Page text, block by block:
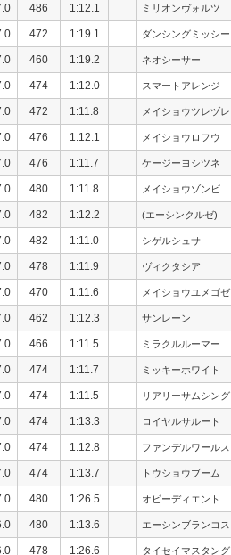
486 1:12.1 ミリオンヴォルツ
472 1:19.1 ダンシングミッシー
460 1:19.2 ネオシーサー
474 1:12.0 スマートアレンジ
472 1:11.8 メイショウツレヅレ
476 1:12.1 メイショウロフウ
476 1:11.7 ケージーヨシツネ
480 1:11.8 メイショウゾンビ
482 1:12.2 (エーシンクルゼ)
482 1:11.0 シゲルシュサ
478 1:11.9 ヴィクタシア
470 1:11.6 メイショウユメゴゼ
462 1:12.3 サンレーン
466 1:11.5 ミラクルルーマー
474 1:11.7 ミッキーホワイト
474 1:11.5 リアリーサムシング
474 1:13.3 ロイヤルサルート
474 1:12.8 ファンデルワールス
474 1:13.7 トウショウブーム
480 1:26.5 オビーディエント
480 1:13.6 エーシンブランコス
478 1:26.6 タイセイマスタング